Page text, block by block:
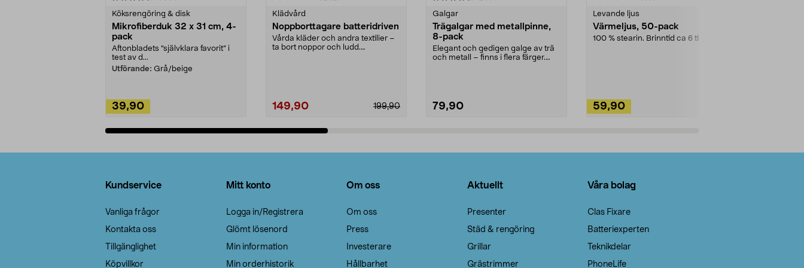
Köksrengöring & disk
Mikrofiberduk 32 x 31 cm, 4-
pack
Aftonbladets "självklara favorit” i
test av d...
Utförande: Grå/beige
39,90
Klädvård
Noppborttagare batteridriven
Vårda kläder och andra textilier –
ta bort noppor och ludd.
199,90
149,90
Galgar
Trägalgar med metallpinne,
8-pack
Elegant och gedigen galge av trä
och metall – finns i flera färger.
79,90
Levande ljus
Värmeljus, 50-pack
100 % stearin. Brinntid ca 6 tim.
59,90
Kundservice
Vanliga frågor
Kontakta oss
Tillgänglighet
Köpvillkor
Mitt konto
Logga in/Registrera
Glömt lösenord
Min information
Min orderhistorik
Om oss
Om oss
Press
Investerare
Hållbarhet
Aktuellt
Presenter
Städ & rengöring
Grillar
Grästrimmer
Våra bolag
Clas Fixare
Batteriexperten
Teknikdelar
PhoneLife